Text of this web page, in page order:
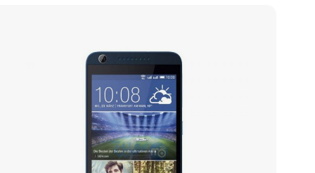
گوشی شیائومی
گوشی ناتینگ فون
گوشی داریا